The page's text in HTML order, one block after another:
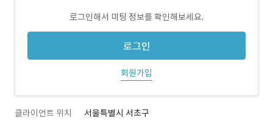
로그인해서 미팅 정보를 확인해보세요.
로그인
회원가입
클라이언트 위치 서울특별시 서초구